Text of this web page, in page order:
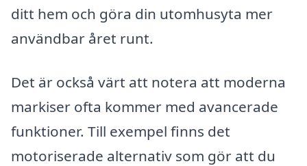
ditt hem och göra din utomhusyta mer
användbar året runt.
Det är också värt att notera att moderna
markiser ofta kommer med avancerade
funktioner. Till exempel finns det
motoriserade alternativ som gör att du